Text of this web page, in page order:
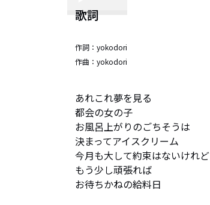
歌詞
作詞： yokodori
作曲： yokodori
あれこれ夢を見る
都会の女の子
お風呂上がりのごちそうは
決まってアイスクリーム
今月も大して約束はないけれど
もう少し頑張れば
お待ちかねの給料日